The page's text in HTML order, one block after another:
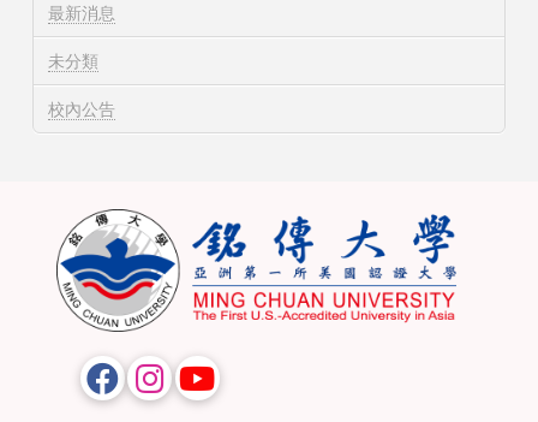
最新消息
未分類
校內公告